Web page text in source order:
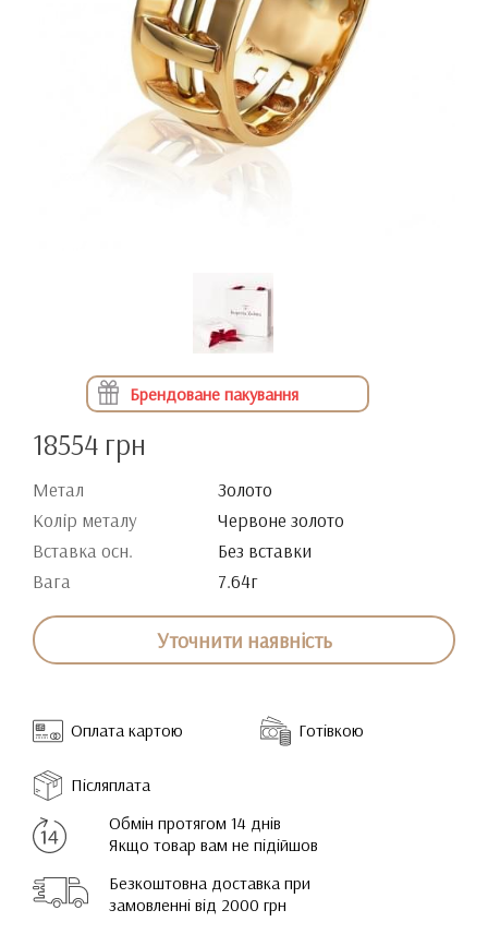
Брендоване пакування
18554 грн
Метал
Золото
Колір металу
Червоне золото
Вставка осн.
Без вставки
Вага
7.64г
Уточнити наявність
Оплата картою Готівкою
Післяплата
Обмін протягом 14 днів
Якщо товар вам не підійшов
Безкоштовна доставка при
замовленні від 2000 грн